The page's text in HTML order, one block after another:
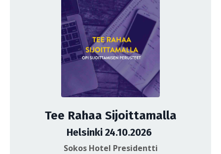
Tee Rahaa Sijoittamalla
Helsinki 24.10.2026
Sokos Hotel Presidentti